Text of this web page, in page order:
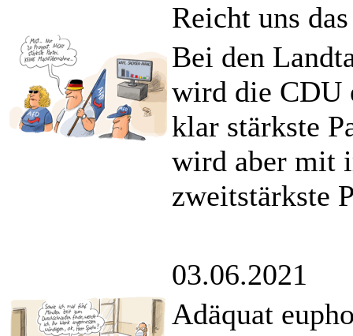
Reicht uns
Bei den
wird die CDU
klar stärkste
wird aber mit
zweitstärkste
03.06.2021
Adäquat